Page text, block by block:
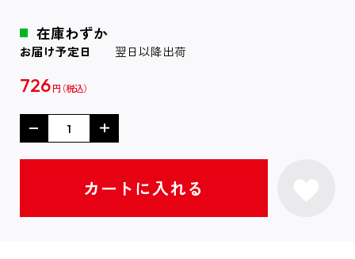
在庫わずか
お届け予定日 翌日以降出荷
726 円